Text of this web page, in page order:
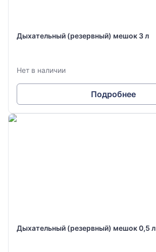
Дыхательный (резервный) мешок 3 л
Нет в наличии
Подробнее
Дыхательный (резервный) мешок 0,5 л